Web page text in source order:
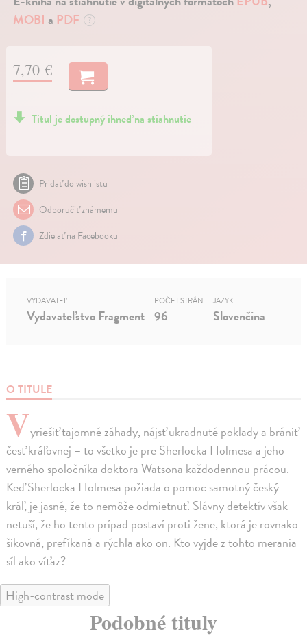
MOBI a PDF ?
7,70 €
Titul je dostupný ihneď na stiahnutie
Pridať do wishlistu
Odporučiť známemu
Zdielať na Facebooku
O TITULE
Vyriešiť tajomné záhady, nájsť ukradnuté poklady a brániť
česť kráľovnej – to všetko je pre Sherlocka Holmesa a jeho
verného spoločníka doktora Watsona každodennou prácou.
Keď Sherlocka Holmesa požiada o pomoc samotný český
kráľ, je jasné, že to nemôže odmietnuť. Slávny detektív však
netuší, že ho tento prípad postaví proti žene, ktorá je rovnako
šikovná, prefíkaná a rýchla ako on. Kto vyjde z tohto merania
síl ako víťaz?
VYDAVATEĽ
Vydavateľstvo Fragment
POČET STRÁN
96
JAZYK
Slovenčina
High-contrast mode
Podobné tituly